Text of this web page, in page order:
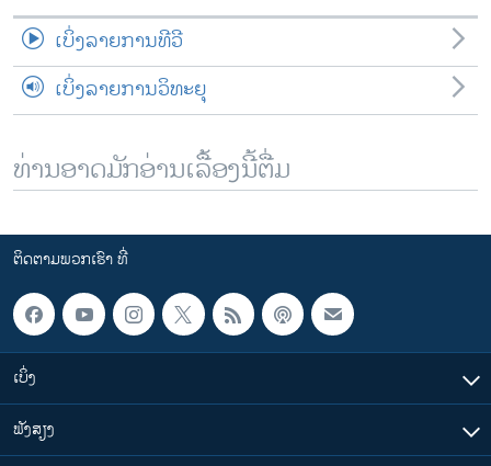
ເບິ່ງລາຍການທີວີ
ເບິ່ງລາຍການວິທະຍຸ
ທ່ານອາດມັກອ່ານເລື້ອງນີ້ຕື່ມ
ຕິດຕາມພວກເຮົາ ທີ່
ເບິ່ງ
ຟັງສຽງ